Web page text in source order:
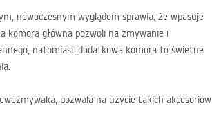
nowoczesnym wyglądem sprawia, że wpasuje
komora główna pozwoli na zmywanie i
natomiast dodatkowa komora to świetne
pozwala na użycie takich akcesoriów